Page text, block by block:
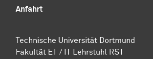
Anfahrt
Technische Universität Dortmund
Fakultät ET / IT Lehrstuhl RST